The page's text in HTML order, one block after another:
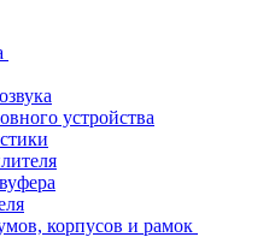
устройства
корпусов и рамок